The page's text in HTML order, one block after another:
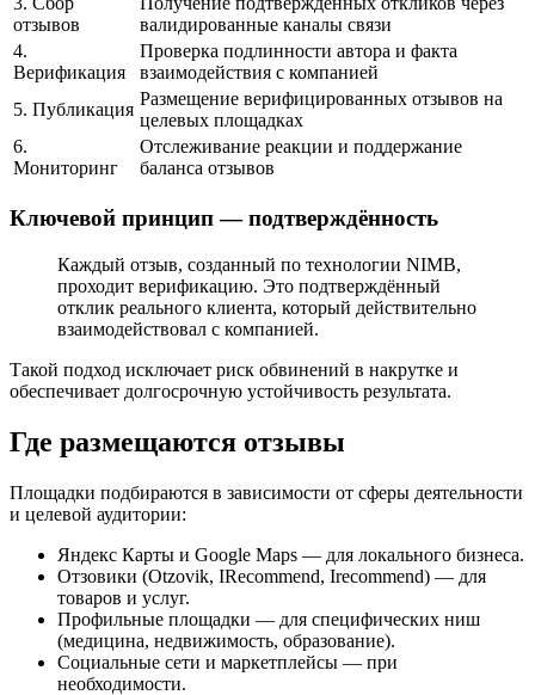
отзывов
валидированные каналы связи
4.
Верификация
Проверка подлинности автора и факта
взаимодействия с компанией
5. Публикация
Размещение верифицированных отзывов на
целевых площадках
6.
Мониторинг
Отслеживание реакции и поддержание
баланса отзывов
Ключевой принцип — подтверждённость
Каждый отзыв, созданный по технологии NIMB,
проходит верификацию. Это подтверждённый
отклик реального клиента, который действительно
взаимодействовал с компанией.
Такой подход исключает риск обвинений в накрутке и
обеспечивает долгосрочную устойчивость результата.
Где размещаются отзывы
Площадки подбираются в зависимости от сферы деятельности
и целевой аудитории:
Яндекс Карты и Google Maps — для локального бизнеса.
Отзовики (Otzovik, IRecommend, Irecommend) — для
товаров и услуг.
Профильные площадки — для специфических ниш
(медицина, недвижимость, образование).
Социальные сети и маркетплейсы — при
необходимости.